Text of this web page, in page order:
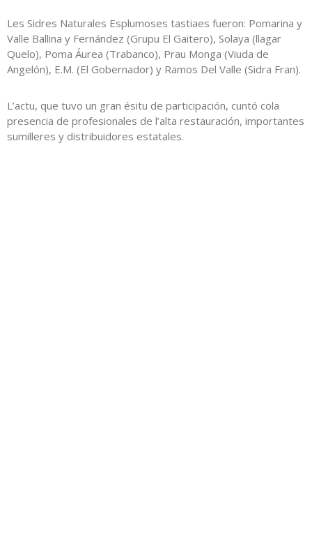
Les Sidres Naturales Esplumoses tastiaes fueron: Pomarina y
Valle Ballina y Fernández (Grupu El Gaitero), Solaya (llagar
Quelo), Poma Áurea (Trabanco), Prau Monga (Viuda de
Angelón), E.M. (El Gobernador) y Ramos Del Valle (Sidra Fran).
L’actu, que tuvo un gran ésitu de participación, cuntó cola
presencia de profesionales de l’alta restauración, importantes
sumilleres y distribuidores estatales.